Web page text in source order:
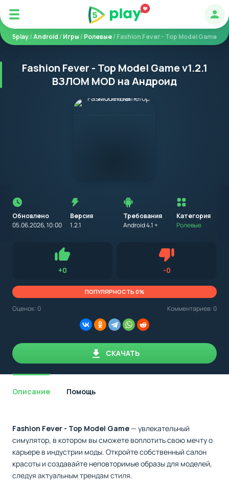
5play/Android /Игры /Ролевые/ Fashion Fever - Top Model Game
Fashion Fever - Top Model Game v1.2.1
ВЗЛОМ MOD на Андроид
Обновлено
05.06.2026, 10:00
Версия
1.2.1
Требования
Android 4.1 +
установкой
приложения
на
устройство
с
указываем
минимальные
необходимые
Категория
Ролевые
обращать внимание на установленную версию Android
OS. Мы указываем минимально необходимую версию для
+0Нравится -0Не нравится
ПОПУЛЯРНОСТЬ 0%
Оценок: 0 Комментариев: 0
СКАЧАТЬ
Описание Помощь
Fashion Fever - Top Model Game— увлекательный
симулятор, в котором вы сможете воплотить свою мечту о
карьере в индустрии моды. Откройте собственный салон
красоты и создавайте неповторимые образы для моделей,
следуя актуальным трендам стиля.